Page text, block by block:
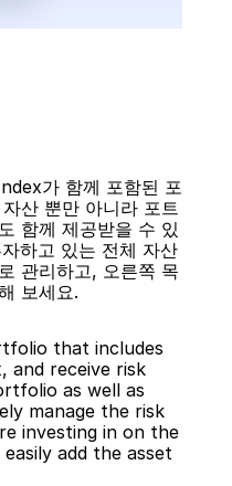
가 함께 포함된 포
산 뿐만 아니라 포트
함께 제공받을 수 있
하고 있는 전체 자산
관리하고, 오른쪽 목
보세요.
that includes
and receive risk
as well as
manage the risk
investing in on the
add the asset